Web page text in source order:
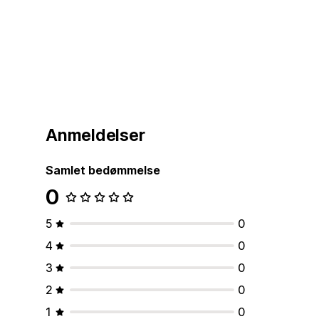
Anmeldelser
Samlet bedømmelse
0
5
0
4
0
3
0
2
0
1
0